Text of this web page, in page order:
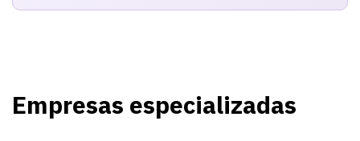
Empresas especializadas